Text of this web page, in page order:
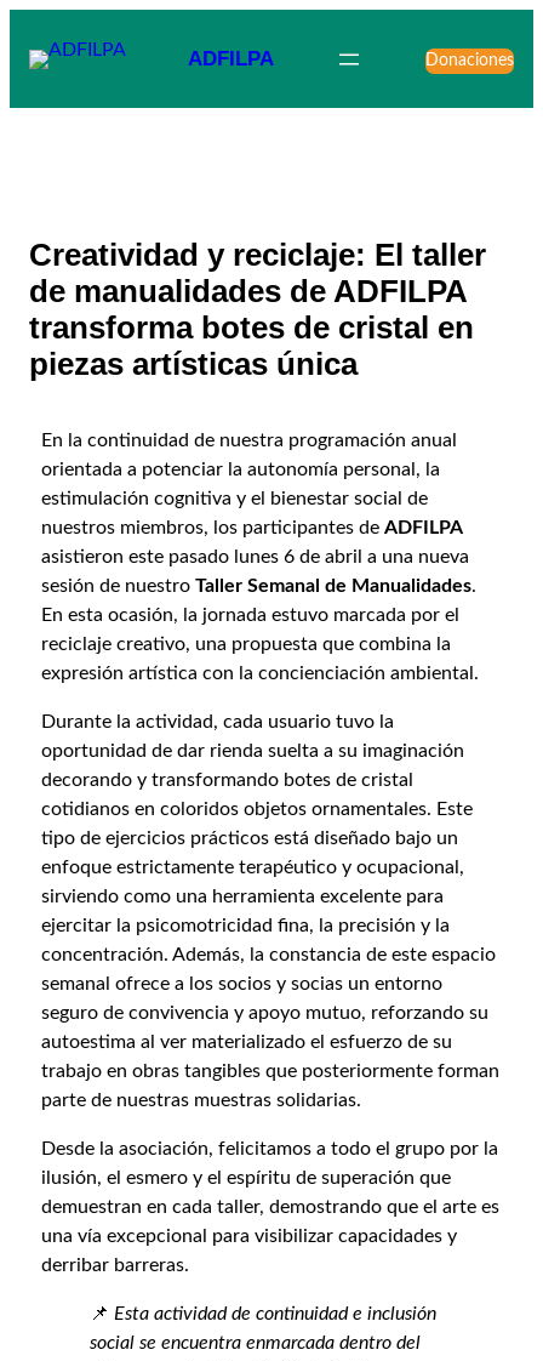
ADFILPA Donaciones
Creatividad y reciclaje: El taller
de manualidades de ADFILPA
transforma botes de cristal en
piezas artísticas única
En la continuidad de nuestra programación anual
orientada a potenciar la autonomía personal, la
estimulación cognitiva y el bienestar social de
nuestros miembros, los participantes de ADFILPA
asistieron este pasado lunes 6 de abril a una nueva
sesión de nuestro Taller Semanal de Manualidades.
En esta ocasión, la jornada estuvo marcada por el
reciclaje creativo, una propuesta que combina la
expresión artística con la concienciación ambiental.
Durante la actividad, cada usuario tuvo la
oportunidad de dar rienda suelta a su imaginación
decorando y transformando botes de cristal
cotidianos en coloridos objetos ornamentales. Este
tipo de ejercicios prácticos está diseñado bajo un
enfoque estrictamente terapéutico y ocupacional,
sirviendo como una herramienta excelente para
ejercitar la psicomotricidad fina, la precisión y la
concentración. Además, la constancia de este espacio
semanal ofrece a los socios y socias un entorno
seguro de convivencia y apoyo mutuo, reforzando su
autoestima al ver materializado el esfuerzo de su
trabajo en obras tangibles que posteriormente forman
parte de nuestras muestras solidarias.
Desde la asociación, felicitamos a todo el grupo por la
ilusión, el esmero y el espíritu de superación que
demuestran en cada taller, demostrando que el arte es
una vía excepcional para visibilizar capacidades y
derribar barreras.
📌 Esta actividad de continuidad e inclusión
social se encuentra enmarcada dentro del